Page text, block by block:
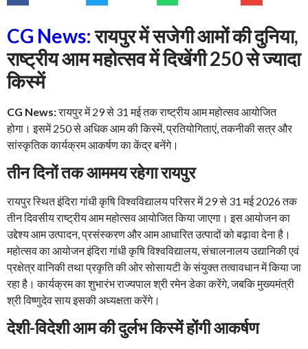
CG News:रायपुर में सजेगी आमों की दुनिया,
राष्ट्रीय आम महोत्सव में दिखेंगी 250 से ज्यादा
किस्में
CG News:रायपुर में 29 से 31 मई तक राष्ट्रीय आम महोत्सव आयोजित
होगा। इसमें 250 से अधिक आम की किस्में, प्रतियोगिताएं, तकनीकी सत्र और
सांस्कृतिक कार्यक्रम आकर्षण का केंद्र बनेंगे।
तीन दिनों तक आममय रहेगा रायपुर
रायपुर स्थित इंदिरा गांधी कृषि विश्वविद्यालय परिसर में 29 से 31 मई 2026 तक
तीन दिवसीय राष्ट्रीय आम महोत्सव आयोजित किया जाएगा। इस आयोजन का
उद्देश्य आम उत्पादन, प्रसंस्करण और आम आधारित उत्पादों को बढ़ावा देना है।
महोत्सव का आयोजन इंदिरा गांधी कृषि विश्वविद्यालय, संचालनालय उद्यानिकी एवं
प्रक्षेत्र वानिकी तथा प्रकृति की ओर सोसायटी के संयुक्त तत्वावधान में किया जा
रहा है। कार्यक्रम का शुभारंभ राज्यपाल श्री रमेन डेका करेंगे, जबकि मुख्यमंत्री
श्री विष्णुदेव साय इसकी अध्यक्षता करेंगे।
देशी-विदेशी आम की दुर्लभ किस्में होंगी आकर्षण